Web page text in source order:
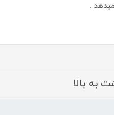
.
به بالا